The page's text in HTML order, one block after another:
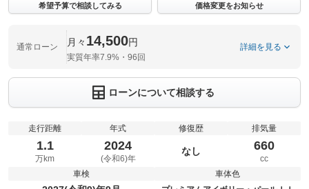
希望予算で相談してみる 価格変更をお知らせ
通常ローン 月々 14,500円
実質年率7.9%・96回
詳細を見る
ローンについて相談する
走行距離
1.1
万km
年式
2024
(令和6)年
修復歴
なし
排気量
660
cc
車検
車体色